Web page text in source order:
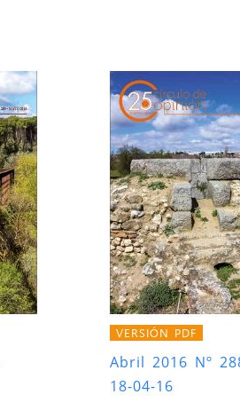
VERSIÓN PDF
Abril 2016 Nº
18-04-16